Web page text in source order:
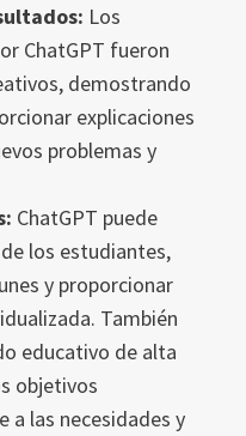
Los
ChatGPT fueron
demostrando
explicaciones
problemas y
ChatGPT puede
los estudiantes,
y proporcionar
También
educativo de alta
objetivos
a las necesidades y